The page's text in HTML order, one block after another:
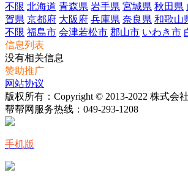
不限 北海道 青森県 岩手県 宮城県 秋田県
賀県 京都府 大阪府 兵庫県 奈良県 和歌山
不限 福島市 会津若松市 郡山市 いわき市
信息列表
没有相关信息
赞助推广
网站协议
版权所有：Copyright © 2013-2022 株式会
帮帮网服务热线： 049-293-1208
手机版